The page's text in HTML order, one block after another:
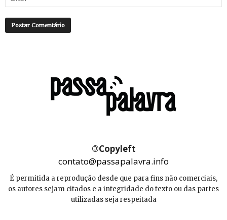
©Copyleft
contato@passapalavra.info
É permitida a reprodução desde que para fins não comerciais,
os autores sejam citados e a integridade do texto ou das partes
utilizadas seja respeitada